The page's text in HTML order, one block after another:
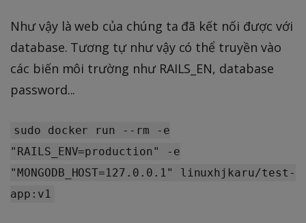
Như vậy là web của chúng ta đã kết nối được với
database. Tương tự như vậy có thể truyền vào
các biến môi trường như RAILS_EN, database
password...
sudo docker run --rm -e
"RAILS_ENV=production" -e
"MONGODB_HOST=127.0.0.1" linuxhjkaru/test-
app:v1